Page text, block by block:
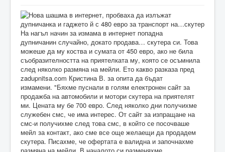
На нагъл начин за измама в интернет попадна
дупничанин случайно, докато продава… скутера си. Това
можеше да му коства и сумата от 450 евро, ако не била
съобразителността на приятелката му, която се осъмнила
след няколко размяна на мейли. Ето какво разказа пред
zadupnitsa.com Кристина В. за опита да бъдат
измамени. "Бяхме пуснали в голям електронен сайт за
продажба на автомобили и мотори скутера на приятелят
ми. Цената му бе 700 евро. След няколко дни получихме
служебен смс, че има интерес. От сайт за изпращане на
смс-и получихме след това смс, в който се посочваше
мейл за контакт, ако сме все още желаещи да продадем
скутера. Писахме, че офертата е валидна и започнахме